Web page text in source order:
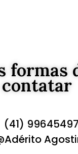
formas
contatar
(41)